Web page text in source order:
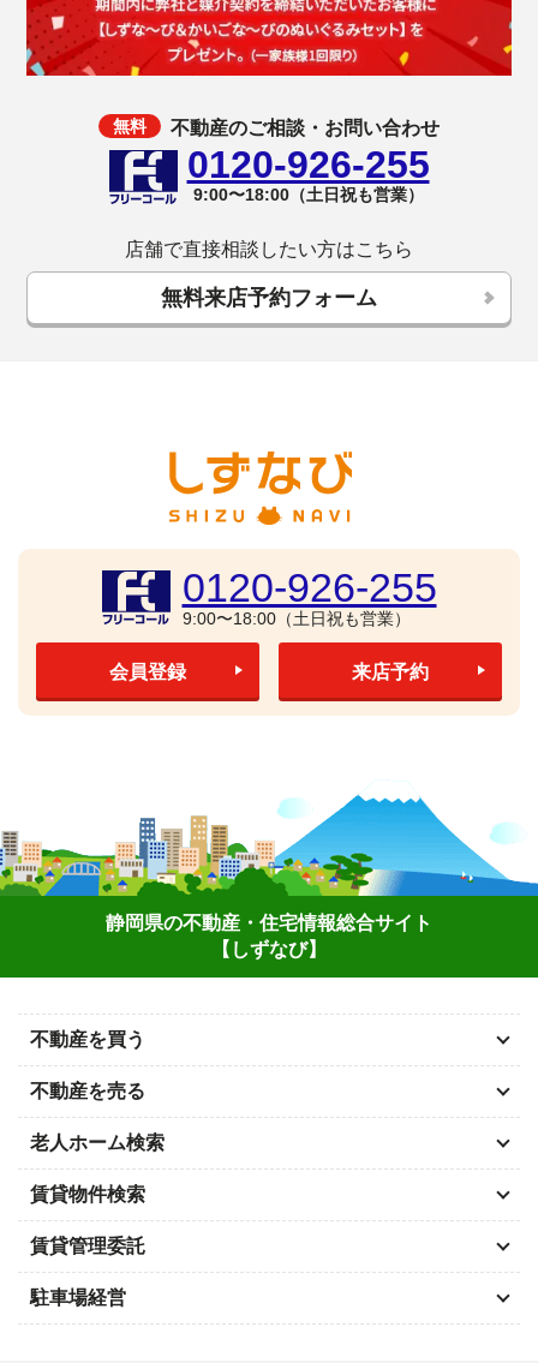
不動産のご相談・お問い合わせ
0120-926-255
9:00〜18:00（土日祝も営業）
店舗で直接相談したい方はこちら
無料来店予約フォーム
0120-926-255
9:00〜18:00（土日祝も営業）
会員登録 来店予約
静岡県の不動産・住宅情報総合サイト
【しずなび】
不動産を買う
不動産を売る
老人ホーム検索
賃貸物件検索
賃貸管理委託
駐車場経営